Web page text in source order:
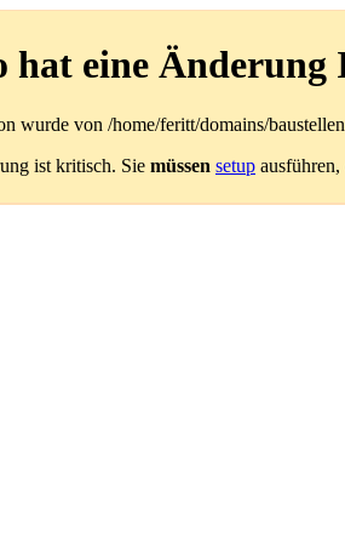
hat eine
wurde von /home/feritt/domains/
ist kritisch. Sie müssen setup